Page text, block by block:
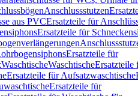
Anschlussstutzen
aus PVCErsatzteile für
Ersatzteile für
Ersatzteile für
WaschtischeWaschtischeErsatzteile
Ersatzteile für Aufsatzwaschtische
Ersatzteile für